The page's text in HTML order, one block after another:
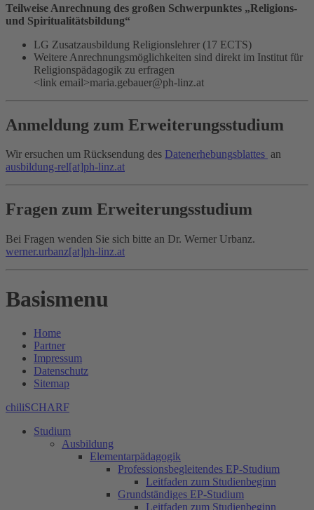
Teilweise Anrechnung des großen Schwerpunktes „Religions-
und Spiritualitätsbildung“
LG Zusatzausbildung Religionslehrer (17 ECTS)
Weitere Anrechnungsmöglichkeiten sind direkt im Institut für
Religionspädagogik zu erfragen
<link email>maria.gebauer@ph-linz.at
Anmeldung zum Erweiterungsstudium
Wir ersuchen um Rücksendung des Datenerhebungsblattes an
ausbildung-rel[at]ph-linz.at
Fragen zum Erweiterungsstudium
Bei Fragen wenden Sie sich bitte an Dr. Werner Urbanz.
werner.urbanz[at]ph-linz.at
Basismenu
Home
Partner
Impressum
Datenschutz
Sitemap
chiliSCHARF
Studium
Ausbildung
Elementarpädagogik
Professionsbegleitendes EP-Studium
Leitfaden zum Studienbeginn
Grundständiges EP-Studium
Leitfaden zum Studienbeginn